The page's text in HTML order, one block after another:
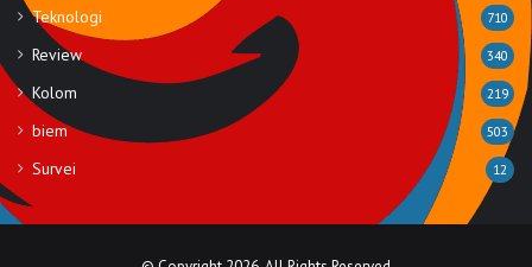
Teknologi 710
Review 340
Kolom 219
biem 503
Survei 12